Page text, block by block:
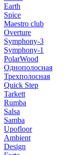
Earth
Spice
Maestro club
Overture
Symphony-3
Symphony-1
PolarWood
Однополосная
Трехполосная
Quick Step
Tarkett
Rumba
Salsa
Samba
Upofloor
Ambient
Design